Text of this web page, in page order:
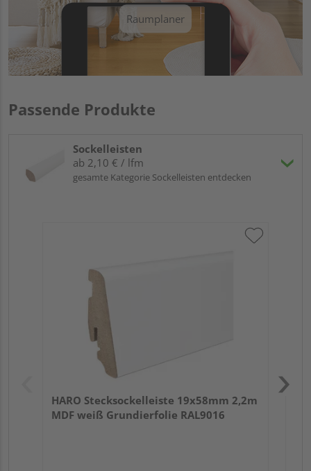
Raumplaner
Passende Produkte
Sockelleisten
ab 2,10 € / lfm
gesamte Kategorie Sockelleisten entdecken
HARO Stecksockelleiste 19x58mm 2,2m
MDF weiß Grundierfolie RAL9016